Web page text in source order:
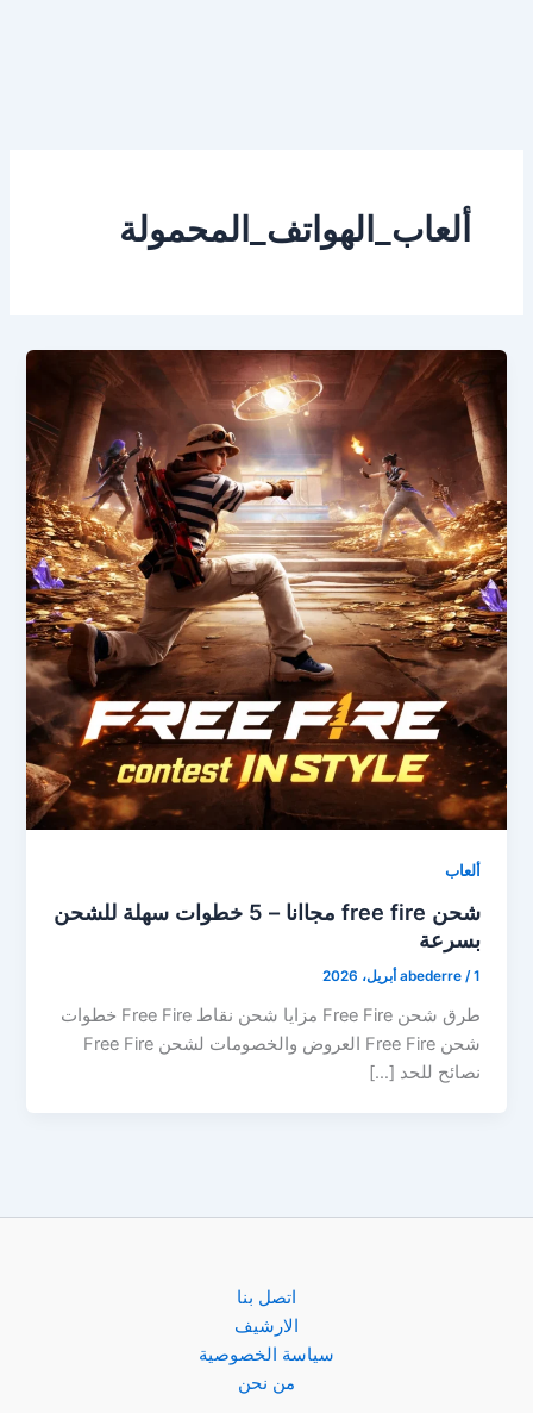
ألعاب_الهواتف_المحمولة
ألعاب
شحن free fire مجاانا – 5 خطوات سهلة للشحن
بسرعة
abederre /1 أبريل، 2026
طرق شحن Free Fire مزايا شحن نقاط Free Fire خطوات
شحن Free Fire العروض والخصومات لشحن Free Fire
نصائح للحد […]
اتصل بنا
الارشيف
سياسة الخصوصية
من نحن